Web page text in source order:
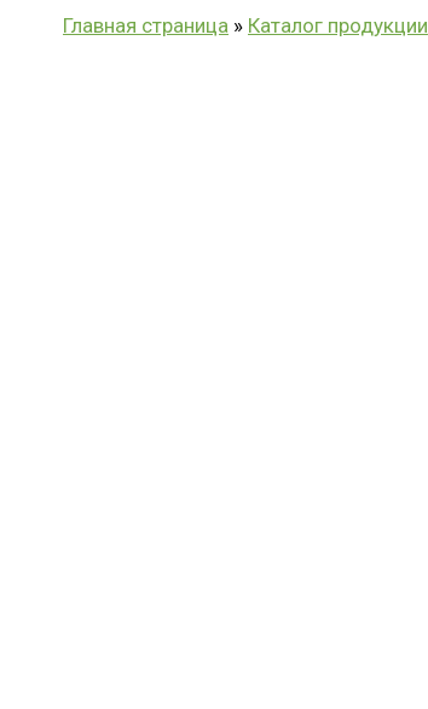
Главная страница » Каталог продукции